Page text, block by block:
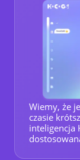
Wiemy, że
czasie
inteligencja